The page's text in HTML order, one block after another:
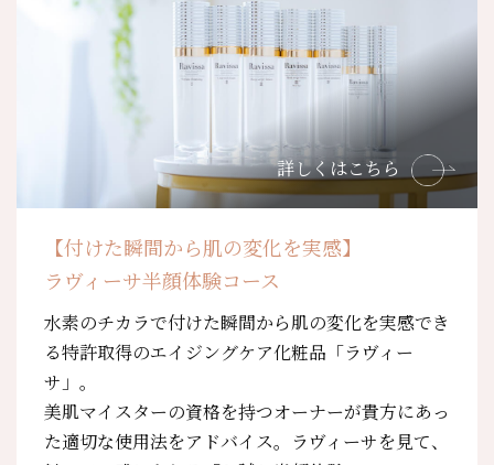
詳しくはこちら
【付けた瞬間から肌の変化を実感】
ラヴィーサ半顔体験コース
水素のチカラで付けた瞬間から肌の変化を実感でき
る特許取得のエイジングケア化粧品「ラヴィー
サ」。
美肌マイスターの資格を持つオーナーが貴方にあっ
た適切な使用法をアドバイス。ラヴィーサを見て、